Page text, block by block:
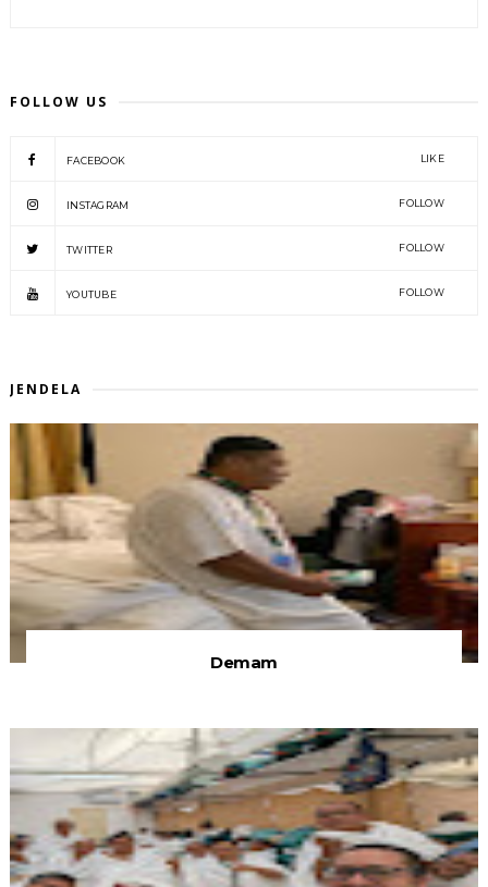
FOLLOW US
FACEBOOK LIKE
INSTAGRAM FOLLOW
TWITTER FOLLOW
YOUTUBE FOLLOW
JENDELA
Demam